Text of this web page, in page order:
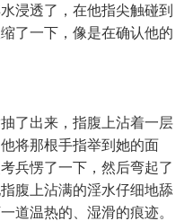
浸透了，在他指尖触碰到
了一下，像是在确认他的
了出来，指腹上沾着一层
将那根手指举到她的面
兵愣了一下，然后弯起了
腹上沾满的淫水仔细地舔
道温热的、湿滑的痕迹。